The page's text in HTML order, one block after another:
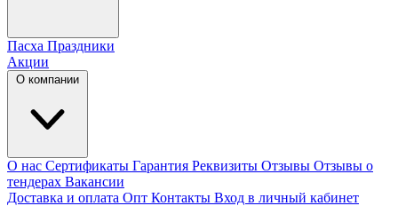
Пасха Праздники
Акции
О компании
О нас Сертификаты Гарантия Реквизиты Отзывы Отзывы о
тендерах Вакансии
Доставка и оплата Опт Контакты Вход в личный кабинет